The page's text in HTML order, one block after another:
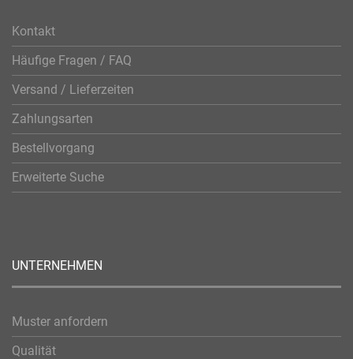
Kontakt
Häufige Fragen / FAQ
Versand / Lieferzeiten
Zahlungsarten
Bestellvorgang
Erweiterte Suche
UNTERNEHMEN
Muster anfordern
Qualität